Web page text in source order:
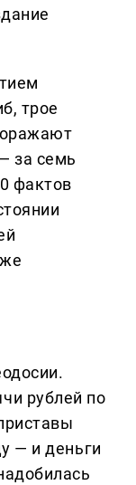
трое
за семь
фактов
рублей по
— и деньги